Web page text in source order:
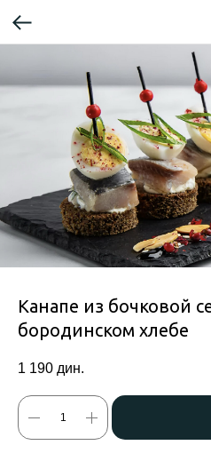
Канапе из бочковой
бородинском хлебе
1 190 дин.